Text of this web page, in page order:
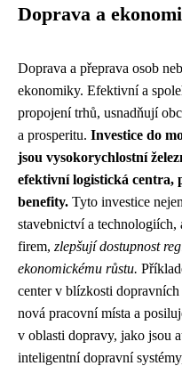
Doprava a
Doprava a přeprava osob
ekonomiky. Efektivní a
propojení trhů, usnadňují
a prosperitu. Investice do
jsou vysokorychlostní
efektivní logistická centra,
benefity. Tyto investice
stavebnictví a technologiích,
firem, zlepšují dostupnost
ekonomickému růstu.
center v blízkosti
nová pracovní místa a
v oblasti dopravy, jako jsou
inteligentní dopravní